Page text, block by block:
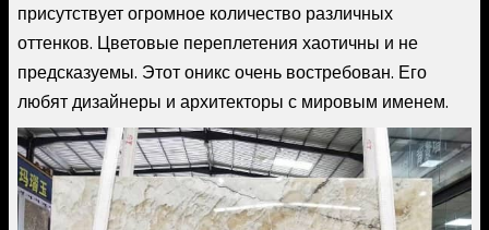
присутствует огромное количество различных
оттенков. Цветовые переплетения хаотичны и не
предсказуемы. Этот оникс очень востребован. Его
любят дизайнеры и архитекторы с мировым именем.